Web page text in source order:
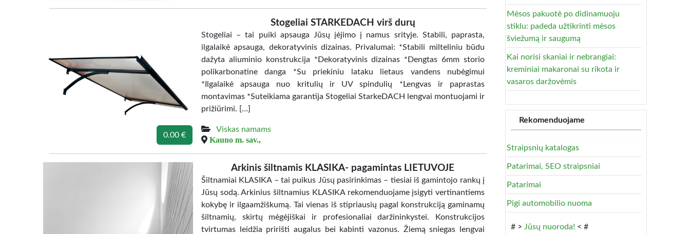
0.00 €
Stogeliai STARKEDACH virš durų
Stogeliai – tai puiki apsauga Jūsų įėjimo į namus srityje. Stabili, paprasta,
ilgalaikė apsauga, dekoratyvinis dizainas. Privalumai: *Stabili milteliniu būdu
dažyta aliuminio konstrukcija *Dekoratyvinis dizainas *Dengtas 6mm storio
polikarbonatine danga *Su priekiniu lataku lietaus vandens nubėgimui
*Ilgalaikė apsauga nuo kritulių ir UV spindulių *Lengvas ir paprastas
montavimas *Suteikiama garantija Stogeliai StarkeDACH lengvai montuojami ir
prižiūrimi. […]
Viskas namams
Kauno m. sav.,
Arkinis šiltnamis KLASIKA- pagamintas LIETUVOJE
Šiltnamiai KLASIKA – tai puikus Jūsų pasirinkimas – tiesiai iš gamintojo rankų į
Jūsų sodą. Arkinius šiltnamius KLASIKA rekomenduojame įsigyti vertinantiems
kokybę ir ilgaamžiškumą. Tai vienas iš stipriausių pagal konstrukciją gaminamų
šiltnamių, skirtų mėgėjiškai ir profesionaliai daržininkystei. Konstrukcijos
tvirtumas leidžia pririšti augalus bei kabinti vazonus. Žiemą sniegas lengvai
Mėsos pakuotė po didinamuoju
stiklu: padeda užtikrinti mėsos
šviežumą ir saugumą
Kai norisi skaniai ir nebrangiai:
kreminiai makaronai su rikota ir
vasaros daržovėmis
Rekomenduojame
Straipsnių katalogas
Patarimai, SEO straipsniai
Patarimai
Pigi automobilio nuoma
# > Jūsų nuoroda! < #